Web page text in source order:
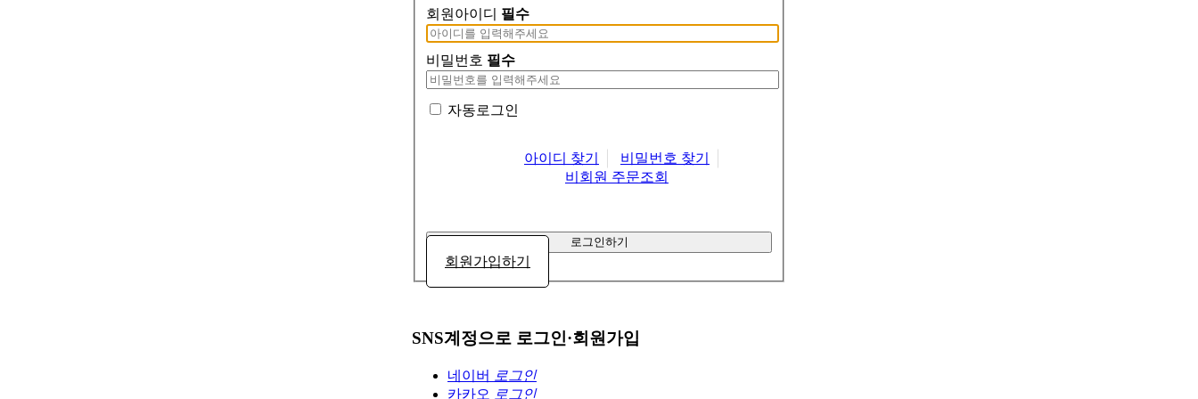
회원아이디 필수
비밀번호 필수
자동로그인
아이디 찾기
비밀번호 찾기
비회원 주문조회
로그인하기
회원가입하기
SNS계정으로 로그인·회원가입
네이버
로그인
카카오 로그인